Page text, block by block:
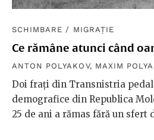
SCHIMBARE / MIGRAȚIE
Ce rămâne atunci când
ANTON POLYAKOV, MAXIM
Doi frați din Transnistria
demografice din Republica
25 de ani a rămas fără un sfert